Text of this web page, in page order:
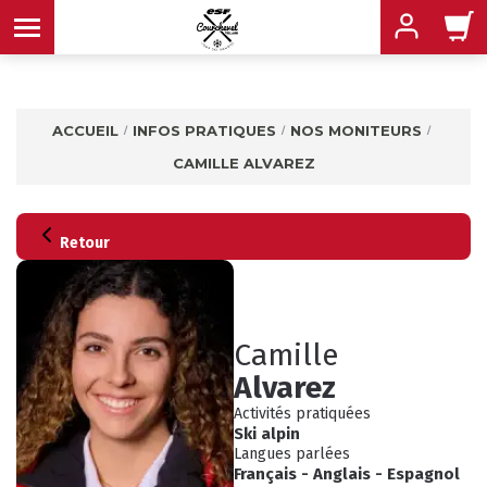
INFOS PRATIQUES
CONSEILS
MENU
MENU
MENU
MENU
ACCUEIL INFOS PRATIQUES
NOS MONITEURS
CAMILLE ALVAREZ
Retour
Camille
Alvarez
Activités pratiquées
Ski alpin
Langues parlées
Français - Anglais - Espagnol